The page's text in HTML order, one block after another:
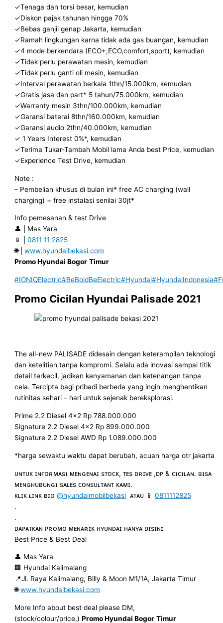
✓Tenaga dan torsi besar, kemudian
✓Diskon pajak tahunan hingga 70%
✓Bebas ganjil genap Jakarta, kemudian
✓Ramah lingkungan karna tidak ada gas buangan, kemudian
✓4 mode berkendara (ECO+,ECO,comfort,sport), kemudian
✓Tidak perlu perawatan mesin, kemudian
✓Tidak perlu ganti oli mesin, kemudian
✓Interval perawatan berkala 1thn/15.000km, kemudian
✓Gratis jasa dan part* 5 tahun/75.000km, kemudian
✓Warranty mesin 3thn/100.000km, kemudian
✓Garansi baterai 8thn/160.000km, kemudian
✓Garansi audio 2thn/40.000km, kemudian
✓ 1 Years Interest 0%*, kemudian
✓Terima Tukar-Tambah Mobil lama Anda best Price, kemudian
✓Experience Test Drive, kemudian
Note :
– Pembelian khusus di bulan ini* free AC charging (wall
charging) + free instalasi senilai 30jt*
Info pemesanan & test Drive
👤 | Mas Yara
📱 |0811 11 2825
🌐 |www.hyundaibekasi.com
Promo Hyundai Bogor Timur
#IONIQElectric#BeBoldBeElectric#Hyundai#HyundaiIndonesia
Promo Cicilan Hyundai Palisade 2021
The all-new PALISADE didesain dengan keterampilan teknologi
dan ketelitian tanpa kompromi. Selalu ada inovasi sampai titik
detail terkecil, jadikan kenyamanan dan ketenangan tanpa
cela. Tercipta bagi pribadi berbeda yang ingin menghentikan
rutinitas sehari – hari untuk sejenak bereksplorasi.
Prime 2.2 Diesel 4×2 Rp 788.000.000
Signature 2.2 Diesel 4×2 Rp 899.000.000
Signature 2.2 Diesel AWD Rp 1.089.000.000
*harga sewaktu waktu dapat berubah, acuan harga otr jakarta
ᴜɴᴛᴜᴋ ɪɴғᴏʀᴍᴀsɪ ᴍᴇɴɢᴇɴᴀɪ sᴛᴏᴄᴋ, ᴛᴇs ᴅʀɪᴠᴇ ,ᴅᴘ & ᴄɪᴄɪʟᴀɴ. ʙɪsᴀ
ᴍᴇɴɢʜᴜʙᴜɴɢɪ sᴀʟᴇs ᴄᴏɴsᴜʟᴛᴀɴᴛ ᴋᴀᴍɪ.
ᴋʟɪᴋ ʟɪɴᴋ ʙɪᴏ@hyundaimobilbekasi ᴀᴛᴀᴜ 📱0811112825
.
.
ᴅᴀᴘᴀᴛᴋᴀɴ ᴘʀᴏᴍᴏ ᴍᴇɴᴀʀɪᴋ ʜʏᴜɴᴅᴀɪ ʜᴀɴʏᴀ ᴅɪsɪɴɪ
Best Price & Best Deal
👤 Mas Yara
🏢 Hyundai Kalimalang
📍Jl. Raya Kalimalang, Billy & Moon M1/1A, Jakarta Timur
🌐www.hyundaibekasi.com
More Info about best deal please DM,
(stock/colour/price,)Promo Hyundai Bogor Timur